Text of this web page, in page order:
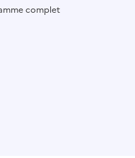
complet